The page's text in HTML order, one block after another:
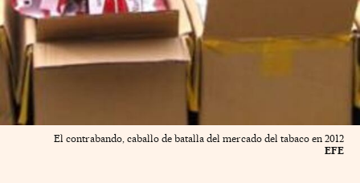
El contrabando, caballo de batalla del mercado del tabaco en 2012
EFE